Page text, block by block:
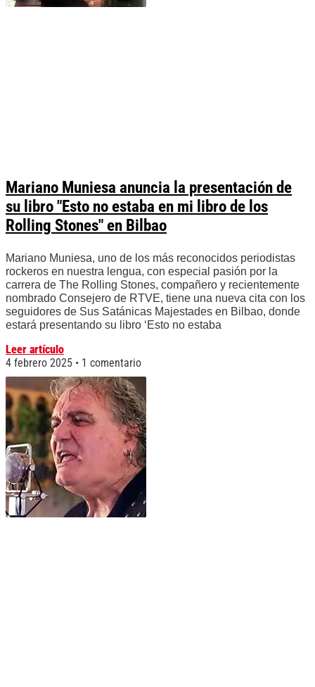
Mariano Muniesa anuncia la presentación de
su libro "Esto no estaba en mi libro de los
Rolling Stones" en Bilbao
Mariano Muniesa, uno de los más reconocidos periodistas
rockeros en nuestra lengua, con especial pasión por la
carrera de The Rolling Stones, compañero y recientemente
nombrado Consejero de RTVE, tiene una nueva cita con los
seguidores de Sus Satánicas Majestades en Bilbao, donde
estará presentando su libro ‘Esto no estaba
Leer artículo
4 febrero 2025
1 comentario